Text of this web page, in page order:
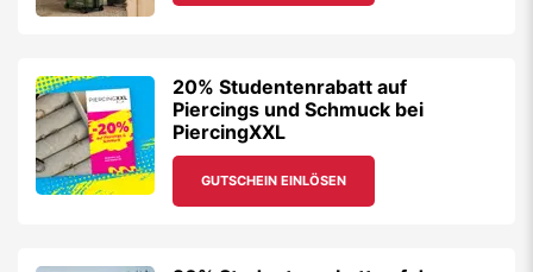
20% Studentenrabatt auf
Piercings und Schmuck bei
PiercingXXL
GUTSCHEIN EINLÖSEN